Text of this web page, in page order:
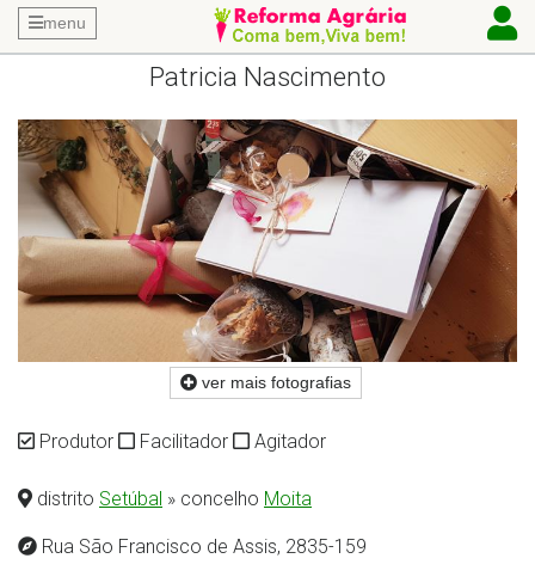
menu
Patricia Nascimento
ver mais fotografias
Produtor Facilitador Agitador
distrito Setúbal » concelho Moita
Rua São Francisco de Assis, 2835-159